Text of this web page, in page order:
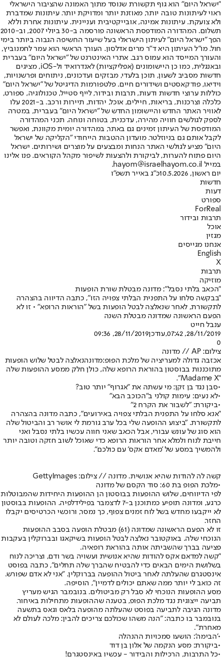
"ישראל היום" הוא גוף תקשורת שנוסד מתוך האמונה שהציבור הישראלי
ראוי לעיתונות טובה יותר, מאוזנת יותר ומדויקת יותר. עיתונות שמדברת
ולא צועקת. עיתונות אמינה, אובייקטיבית ועניינית. עיתונות אחרת וללא
תשלום. המהדורה המודפסת הראשונה פורסמה ב-30 ביולי 2007, וב-2010
הפך "ישראל היום" לעיתון הישראלי בעל שיעור החשיפה הגבוה ביותר בימי
חול. מו"ל העיתון היא ד"ר מרים אדלסון. העורך הראשי הוא עמר לחמנוביץ,
והעורך המייסד הוא עמוס רגב. אתרי האינטרנט של "ישראל היום" בעברית
ובאנגלית, כמו כן היישומונים (אפליקציות) לאנדרואיד ול-iOS, מציגים
חדשות מסביב לשעון, תוכן בלעדי, מבזקים ועדכונים, ניתוחים ופרשנויות,
וידיאו, פודקאסטים ושידורים חיים. פלטפורמות הדיגיטל של "ישראל היום"
כוללות ערוצי חדשות ודעות, תרבות ובידור, לייף סטייל, טכנולוגיה, ספורט,
כלכלה וצרכנות, בריאות, חיילים, אוכל, יהדות, תיירות ורכב. ב-2021 עלו
לאוויר האתר החדש והיישומון החדש של "ישראל היום" בעברית, במטרה
לספק לגולשים חוויה מהירה, עדכנית, בטוחה ונוחה. תכני המהדורה
המודפסת של העיתון זמינים גם באתר, במהדורה יומית מקוונת, ואפשר
לקבל אותם גם בניוזלטר. מועדון ההטבות הייחודי "הקליקה של ישראל
היום" מציע לגולשי האתר הנחות ומבצעים על מוצרים ושירותים. ישראל
היום פתוח להערות, לביקורת ולהצעות לשיפור מקהל הקוראים. פנו אלינו
במייל hayom@israelhayom.co.il.
יום ראשון, 10.5.2026
כ"ג באייר תשפ"ו
חדשות
דעות
ספורט
ForReal
תרבות ובידור
אוכל
מגזין
אנחנו מגייסים
English
X
תרבות
מוזיקה
"הכאב בלתי נסבל": מדונה מבטלת שורת הופעות
"בבקשה סלחו על התפנית הבלתי צפויה הזו", כתבה הדיווה בהצהרה
לתקשורת, לאחר שנאלצה לבטל הופעות בשל "הוראות הרופא" • זו לא
הפעם הראשונה שמדונה מבטלת השנה
ענבל חייט
28/11/2019, 07:42
,עודכן28/11/2019, 09:36
0
צילום: AP // מדונה
אכזבה גדולה למעריציה של מלכת הפופ:מדונהנאלצה לבטל שלוש הופעות
מתוכננות בבוסטון בהוראת הרופא שלה, כולן חלק ממסע ההופעות שלה
"
Madame X
".
•סבן נגד בן זקן: מי עשתה את "אגרוף" יותר טוב?
•לא נעים: עימות קולני ב"הכוכב הבא"
•ביקורת: "לשבור את הקרח 2"
"אנא סלחו על התפנית הבלתי צפויה באירועים", כתבה מדונה בהצהרה
לתקשורת. "ביצוע ההופעה שלי בכל ערב גורמת לי אושר רב והביטול שלה
הוא סוג של עונש עבורי, אבל הכאב שאני חווה עכשיו בלתי נסבל ואני
חייבת לנוח ולמלא אחר הוראות הרופא כדי שאוכל לשוב חזקה וטובה יותר
ולהמשיך במסע של 'מאדם אקס' עם כולכם".
קשה לה להודות שהיא אנושית. מדונה // צילום: GettyImages
•מלכת הפופ בת 60: סוד הקסם של מדונה
לפי הדיווחים, שלוש ההופעות בבוסטון הן ההופעות היחידות שהמבוטלות
כרגע, ומדונה תופיע כמתוכנן ב-7 לדצמבר בפילידלפיה. ההופעות בבוסטון
לא ייקבעו מחדש בשל לוח זמנים צפוף, כך נמסר, ורוכשי הכרטיסים יקבלו
החזר.
זו לא הפעם הראשונה שמדונה (61) מבטלת הופעה בסבב ההופעות
הנוכחי שלה. באוקטובר נאלצה לבטל הופעות בשיקאגו ובברוקלין בעקבות
פציעה בברך שהשביתה אותה בהוראת רופאיה.
"קשה למדאם אקס להודות שהיא אנושית ועשויה בשר ודם, וצריכה לנוח
בשלושת הימים הבאים כדי להבטיח שהברך שלה תחלים", כתבה בפוסט
אינסטגרם שהעלתה לאחר ביטול ההופעה בברוקלין. "אני לא אדם שפורש.
זה כואב לי יותר ממה שאתם יכולים לדמיין", הוסיפה.
מסע ההופעות הנוכחי לא סבל רק מביטולים. בנובמבר הגיש מעריץ
תביעה ייצוגית נגד מלכת הפופ, בטענה שההופעות מתחילות באיחור.
מדונה הגיבה לתביעה בפוסט שהעלתה מהופעה בלאס וגאס בתשעה
בנובמבר בו כתבה: "הנה משהו שכולכם צריכים להבין: מלכה לעולם לא
מאחרת".
•'הבימה': הושעו סמכויות ההנהלה
•ביקורת: מסע הנקמה של אלון בן דוד
•כל התרבות, הרכילות והבידור - עכשיו באינסטגרם!